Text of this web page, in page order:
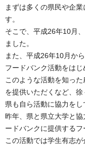
まずは多くの県民や企
す。
そこで、平成26年10月
ました。
また、平成26年10月か
フードバンク活動をはじ
このような活動を知っ
を提供いただくなど、徐
県も自ら活動に協力をし
昨年、県と県立大学と
ードバンクに提供するフ
この活動では学生有志